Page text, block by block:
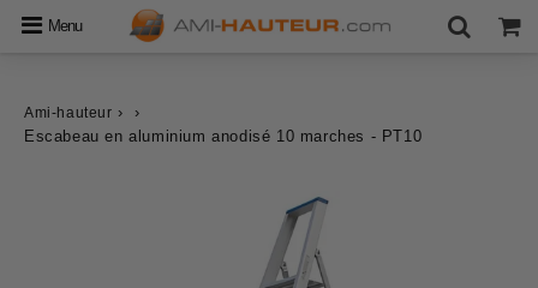
Menu
Ami-hauteur ›
›
Escabeau en aluminium anodisé 10 marches - PT10